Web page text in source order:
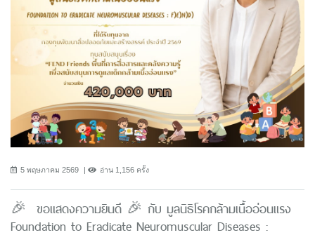
5 พฤษภาคม 2569 อ่าน 1,156 ครั้ง
🎉 ขอแสดงความยินดี 🎉 กับ มูลนิธิโรคกล้ามเนื้ออ่อนแรง
Foundation to Eradicate Neuromuscular Diseases :